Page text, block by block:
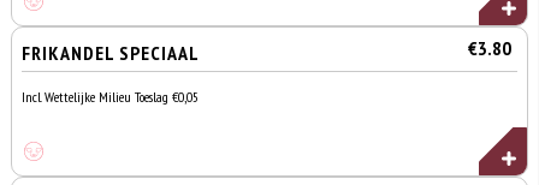
FRIKANDEL SPECIAAL €3.80
Incl. Wettelijke Milieu Toeslag €0,05